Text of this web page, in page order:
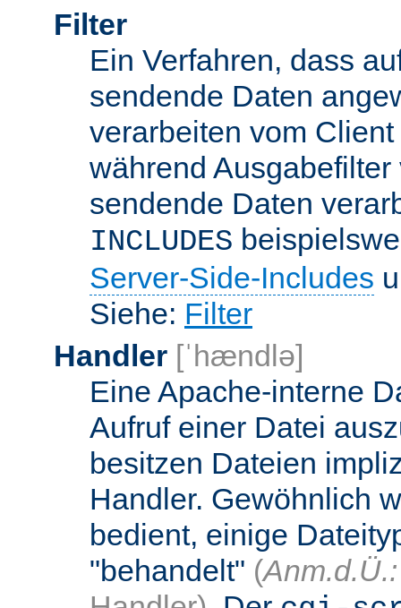
Filter
Ein Verfahren, dass
sendende Daten
verarbeiten vom
während
sendende Daten
INCLUDES
Server-Side-Includes
Siehe: Filter
Handler [ˈhændlə]
Eine Apache-interne
Aufruf einer Datei
besitzen Dateien
Handler. Gewöhnlich
bedient, einige
"behandelt" (Anm.d.Ü.: